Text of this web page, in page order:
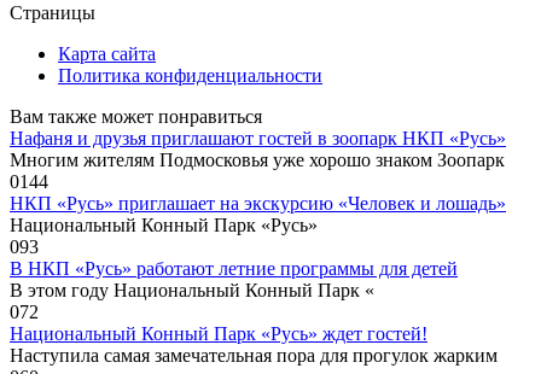
Страницы
Карта сайта
Политика конфиденциальности
Вам также может понравиться
Нафаня и друзья приглашают гостей в зоопарк НКП «Русь»
Многим жителям Подмосковья уже хорошо знаком Зоопарк
0144
НКП «Русь» приглашает на экскурсию «Человек и лошадь»
Национальный Конный Парк «Русь»
093
В НКП «Русь» работают летние программы для детей
В этом году Национальный Конный Парк «
072
Национальный Конный Парк «Русь» ждет гостей!
Наступила самая замечательная пора для прогулок жарким